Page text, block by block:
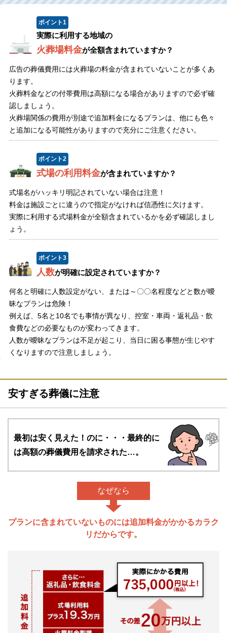
ポイント1
実際に利用する地域の
火葬場料金が全額含まれていますか？
広告の葬儀費用には火葬場の料金が含まれていないことが多くあ
ります。
火葬料金などの付帯費用は高額になる場合がありますので必ず確
認しましょう。
火葬場関係の費用が別途で追加料金になるプランは、他にも色々
と追加になる可能性がありますので充分にご注意ください。
ポイント2
式場の利用料金が含まれていますか？
式場名がハッキリ明記されていない場合は注意！
料金は施設ごとに違うので指定がなければ信憑性に欠けます。
実際に利用する式場料金が全額含まれているかを必ず確認しまし
ょう。
ポイント3
人数が明確に設定されていますか？
何名と明確に人数設定がない、または～〇〇名程度などと数が曖
昧なプランは危険！
例えば、5名と10名でも事情が異なり、控室・車両・返礼品・飲
食費などの必要なものが変わってきます。
人数が曖昧なプランは不足が起こり、当日に困る事態が生じやす
くなりますので注意しましょう。
安すぎる葬儀に注意
最初は安く見えた！のに・・・ 最終的に
は高額の葬儀費用を請求された…。
なぜなら
プランに含まれていないものには追加料金がかかるカラク
リだからです。